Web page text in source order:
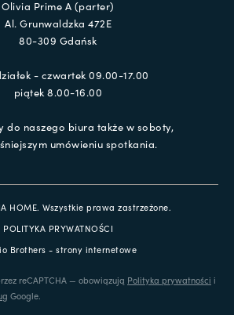
Olivia Prime A (parter)
Al. Grunwaldzka 472E
80-309 Gdańsk
- czwartek 09.00-17.00
piątek 8.00-16.00
do naszego biura także w soboty,
umówieniu spotkania.
HOME. Wszystkie prawa zastrzeżone.
POLITYKA PRYWATNOŚCI
Brothers - strony internetowe
reCAPTCHA — obowiązują Polityka prywatności i
Google.